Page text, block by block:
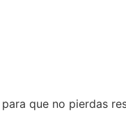
que no pierdas